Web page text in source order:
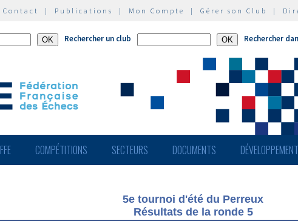
Contact | Publications | Mon Compte | Gérer son Club |
Rechercher un club Rechercher
FFE COMPÉTITIONS SECTEURS DOCUMENTS DÉVELOPPEMENT
5e tournoi d'été du Perreux
Résultats de la ronde 5